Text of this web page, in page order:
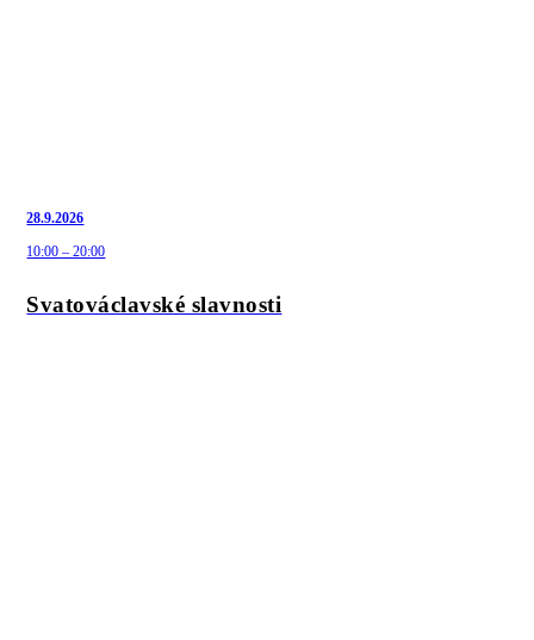
28.9.2026
10:00 – 20:00
Svatováclavské slavnosti